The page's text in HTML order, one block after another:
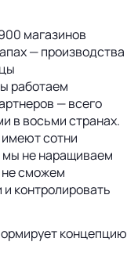
магазинов
— производства
работаем
— всего
в восьми странах.
сотни
мы не наращиваем
не сможем
контролировать
концепцию